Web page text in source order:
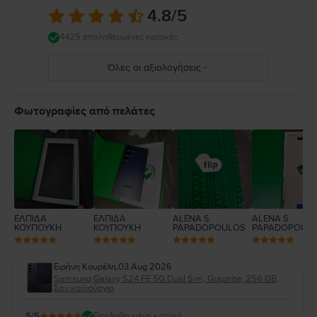
4.8/5
4425 επαληθευμένες κριτικές
Όλες οι αξιολογήσεις
4
Φωτογραφίες από πελάτες
ΕΛΠΙΔΑ
ΚΟΥΠΟΥΚΗ
ΕΛΠΙΔΑ
ΚΟΥΠΟΥΚΗ
ALENA S.
PAPADOPOULOS
ALENA S.
Ειρήνη Κουρέλη,03 Aug 2026
Samsung Galaxy S24 FE 5G Dual Sim, Graphite, 256 GB,
Σαν καινούργιο